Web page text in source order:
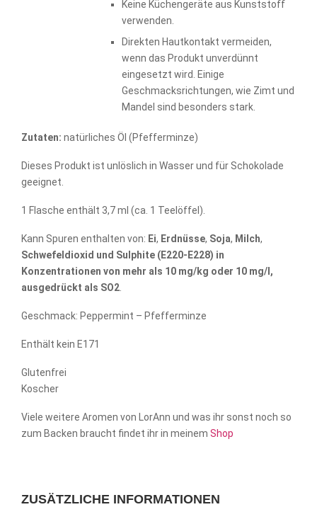
Keine Küchengeräte aus Kunststoff
verwenden.
Direkten Hautkontakt vermeiden,
wenn das Produkt unverdünnt
eingesetzt wird. Einige
Geschmacksrichtungen, wie Zimt und
Mandel sind besonders stark.
Zutaten: natürliches Öl (Pfefferminze)
Dieses Produkt ist unlöslich in Wasser und für Schokolade
geeignet.
1 Flasche enthält 3,7 ml (ca. 1 Teelöffel).
Kann Spuren enthalten von: Ei, Erdnüsse, Soja, Milch,
Schwefeldioxid und Sulphite (E220-E228) in
Konzentrationen von mehr als 10 mg/kg oder 10 mg/l,
ausgedrückt als SO2
Geschmack: Peppermint – Pfefferminze
Enthält kein E171
Glutenfrei
Koscher
Viele weitere Aromen von LorAnn und was ihr sonst noch so
zum Backen braucht findet ihr in meinem Shop
ZUSÄTZLICHE INFORMATIONEN